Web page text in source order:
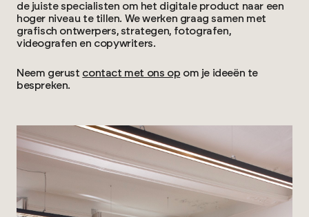
de juiste specialisten om het digitale product naar een
hoger niveau te tillen. We werken graag samen met
grafisch ontwerpers, strategen, fotografen,
videografen en copywriters.
Neem gerust contact met ons op om je ideeën te
bespreken.